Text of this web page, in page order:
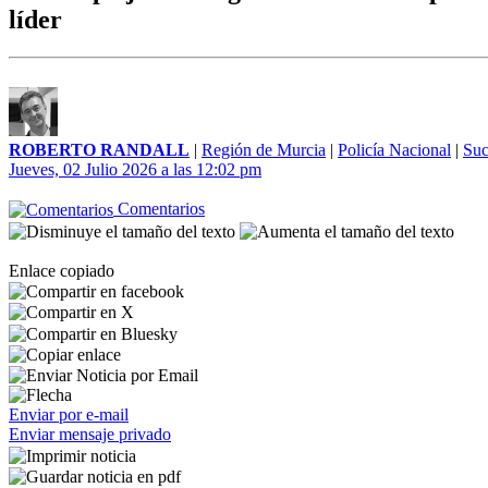
líder
ROBERTO RANDALL | Región de Murcia | Policía Nacional |
Jueves, 02 Julio 2026 a las 12:02 pm
Comentarios
Enlace copiado
Enviar por e-mail
Enviar mensaje privado